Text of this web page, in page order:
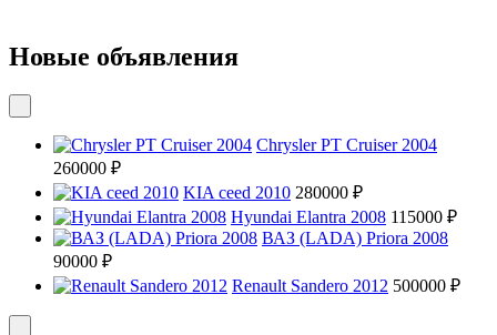
Новые объявления
Chrysler PT Cruiser 2004
260000 ₽
KIA ceed 2010 280000 ₽
Hyundai Elantra 2008 115000 ₽
ВАЗ (LADA) Priora 2008
90000 ₽
Renault Sandero 2012 500000 ₽